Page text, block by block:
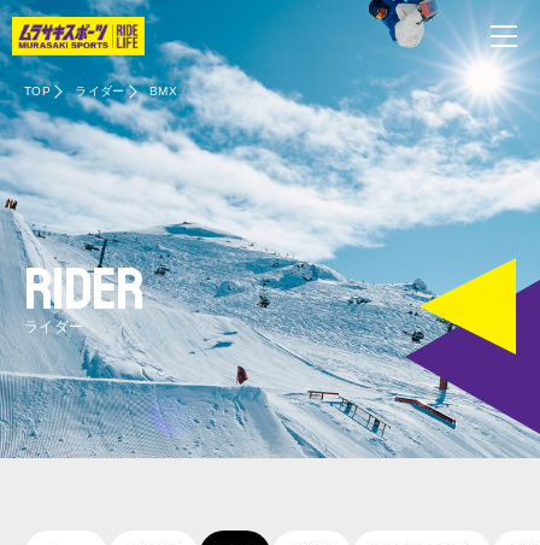
TOP ライダー BMX
RIDER
ライダー